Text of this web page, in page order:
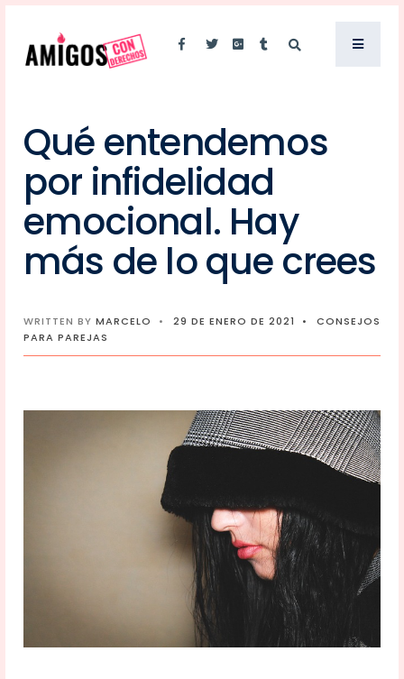
Qué entendemos
por infidelidad
emocional. Hay
más de lo que crees
WRITTEN BY MARCELO • 29 DE ENERO DE 2021 •
CONSEJOS
PARA PAREJAS